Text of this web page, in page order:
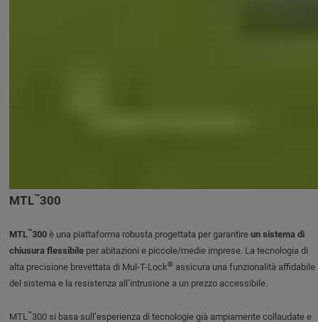
MTL™300
MTL™300 è una piattaforma robusta progettata per garantireun sistema di
chiusura flessibileper abitazioni e piccole/medie imprese. La tecnologia di
alta precisione brevettata di Mul-T-Lock®assicura una funzionalità affidabile
del sistema e la resistenza all’intrusione a un prezzo accessibile.
MTL™300 si basa sull’esperienza di tecnologie già ampiamente collaudate e